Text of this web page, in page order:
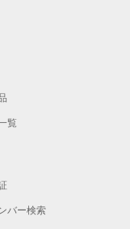
覧
バー検索